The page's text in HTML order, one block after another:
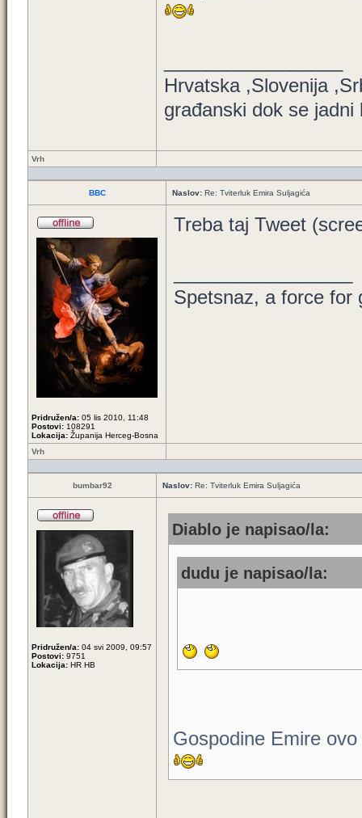
Hrvatska ,Slovenija
građanski dok se
Vrh
BBC Naslov: Re: Tviterluk Emira Suljagića
Pridružen/a: 05 lis 2010, 11:48
Postovi: 108291
Lokacija: Županija Herceg-Bosna
Treba taj Tweet
Spetsnaz, a force for
Vrh
bumbar92 Naslov: Re: Tviterluk Emira Suljagića
Pridružen/a: 04 svi 2009, 09:57
Postovi: 9751
Lokacija: HR HB
Diablo je napisao/la:
dudu je napisao/la:
Gospodine Emire